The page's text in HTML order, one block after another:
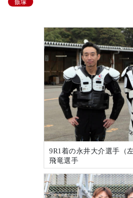
飯塚
9R1着の永井大介選手（
飛竜選手